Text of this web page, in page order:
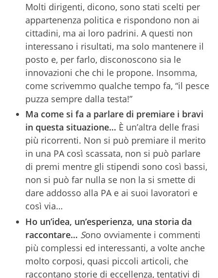
Molti dirigenti, dicono, sono stati scelti per
appartenenza politica e rispondono non ai
cittadini, ma ai loro padrini. A questi non
interessano i risultati, ma solo mantenere il
posto e, per farlo, disconoscono sia le
innovazioni che chi le propone. Insomma,
come scrivemmo qualche tempo fa, “il pesce
puzza sempre dalla testa!”
Ma come si fa a parlare di premiare i bravi
in questa situazione… È un’altra delle frasi
più ricorrenti. Non si può premiare il merito
in una PA così scassata, non si può parlare
di premi mentre gli stipendi sono così bassi,
non si può far nulla se non la si smette di
dare addosso alla PA e ai suoi lavoratori e
così via…
Ho un’idea, un’esperienza, una storia da
raccontare… Sono ovviamente i commenti
più complessi ed interessanti, a volte anche
molto corposi, quasi piccoli articoli, che
raccontano storie di eccellenza, tentativi di